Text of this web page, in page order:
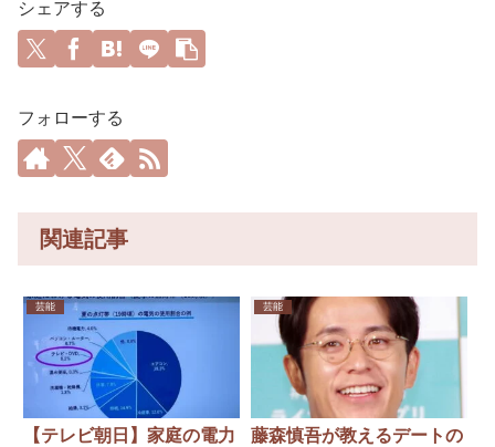
シェアする
フォローする
関連記事
芸能
【テレビ朝日】家庭の電力
芸能
藤森慎吾が教えるデートの